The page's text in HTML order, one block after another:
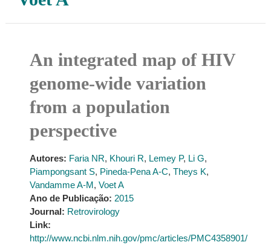
An integrated map of HIV
genome-wide variation
from a population
perspective
Autores: Faria NR, Khouri R, Lemey P, Li G,
Piampongsant S, Pineda-Pena A-C, Theys K,
Vandamme A-M, Voet A
Ano de Publicação: 2015
Journal: Retrovirology
Link:
http://www.ncbi.nlm.nih.gov/pmc/articles/PMC4358901/